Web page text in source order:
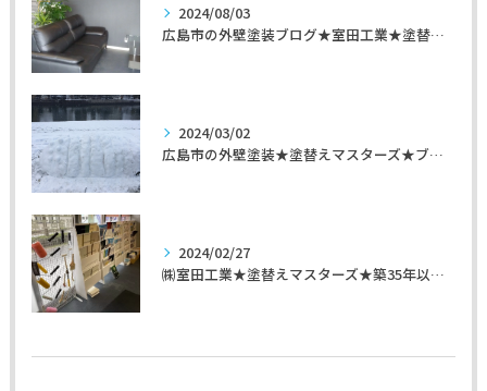
2024/08/03
広島市の外壁塗装ブログ★室田工業★塗替えマスターズ★外壁リフォーム
2024/03/02
広島市の外壁塗装★塗替えマスターズ★ブログ「初めて家を手入れするのに」
2024/02/27
㈱室田工業★塗替えマスターズ★築35年以上のお宅の施工事例